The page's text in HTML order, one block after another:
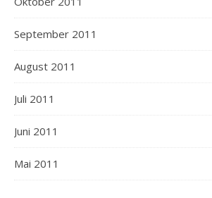
September 2011
August 2011
Juli 2011
Juni 2011
Mai 2011